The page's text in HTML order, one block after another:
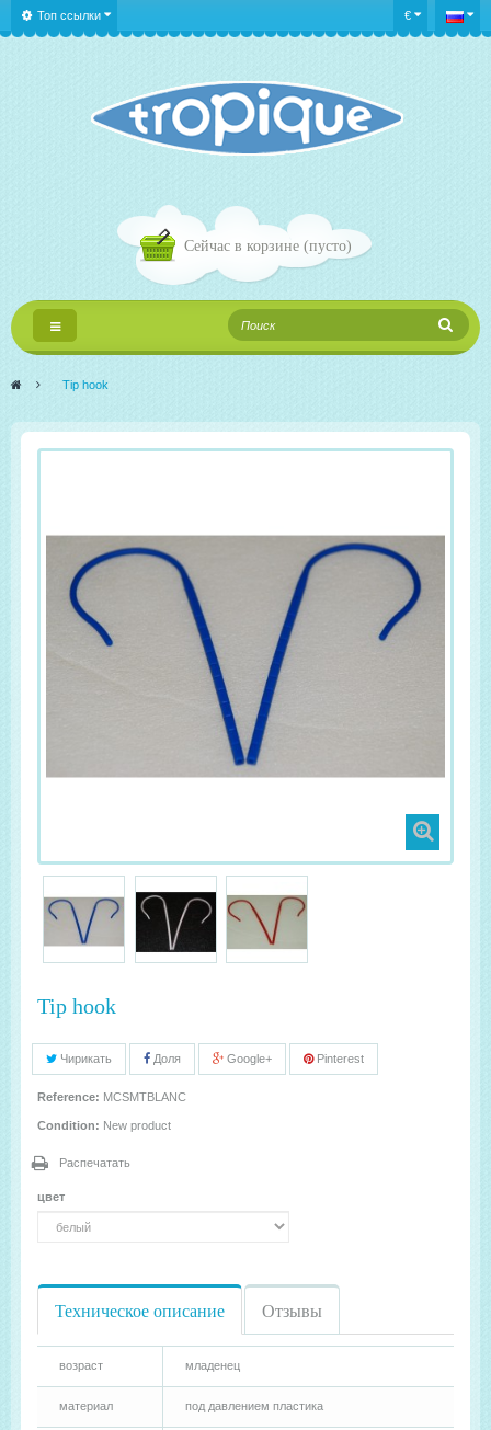
€
Топ ссылки
Сейчас в корзине (пусто)
Переключить
навигации
> Tip hook
Tip hook
Чирикать Доля Google+ Pinterest
Reference: MCSMTBLANC
Condition: New product
Распечатать
цвет
Техническое описание Отзывы
возраст младенец
материал под давлением пластика